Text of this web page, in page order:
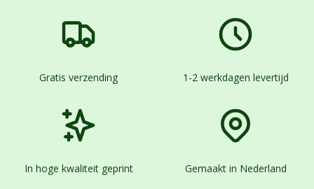
Gratis verzending 1-2 werkdagen levertijd
In hoge kwaliteit geprint Gemaakt in Nederland